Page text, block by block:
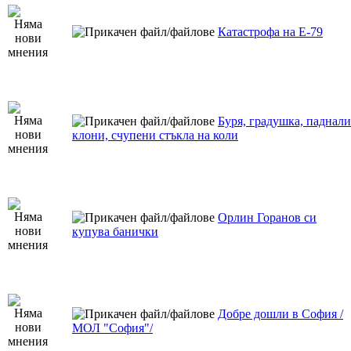
Катастрофа на Е-79
Буря, градушка, паднали
клони, счупени стъкла на коли
Орлин Горанов си
купува банички
Добре дошли в София /
МОЛ "София"/